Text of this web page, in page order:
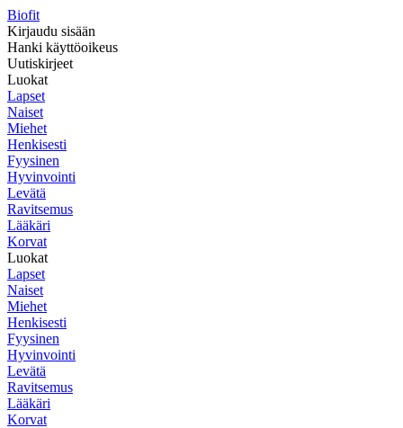
Biofit
Kirjaudu sisään
Hanki käyttöoikeus
Uutiskirjeet
Luokat
Lapset
Naiset
Miehet
Henkisesti
Fyysinen
Hyvinvointi
Levätä
Ravitsemus
Lääkäri
Korvat
Luokat
Lapset
Naiset
Miehet
Henkisesti
Fyysinen
Hyvinvointi
Levätä
Ravitsemus
Lääkäri
Korvat